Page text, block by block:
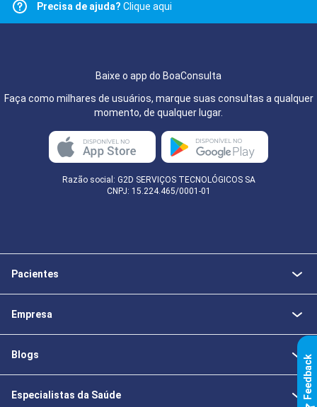
Precisa de ajuda? Clique aqui
Baixe o app do BoaConsulta
Faça como milhares de usuários, marque suas consultas a qualquer
momento, de qualquer lugar.
Razão social: G2D SERVIÇOS TECNOLÓGICOS SA
CNPJ: 15.224.465/0001-01
Pacientes
Empresa
Blogs
Especialistas da Saúde k